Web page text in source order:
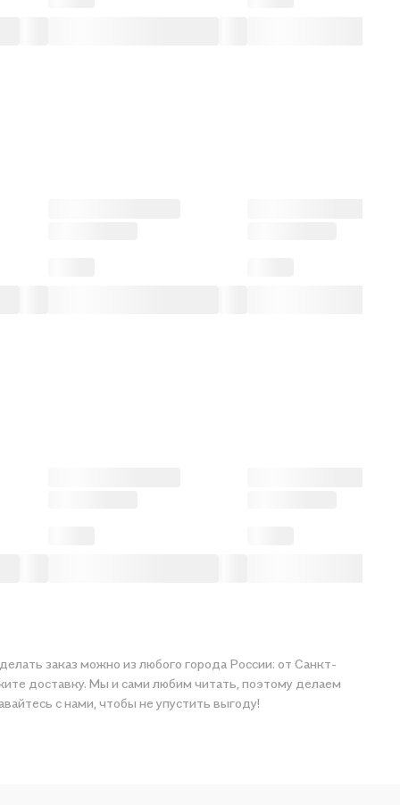
заказ можно из любого города России: от Санкт-
доставку. Мы и сами любим читать, поэтому делаем
Оставайтесь с нами, чтобы не упустить выгоду!